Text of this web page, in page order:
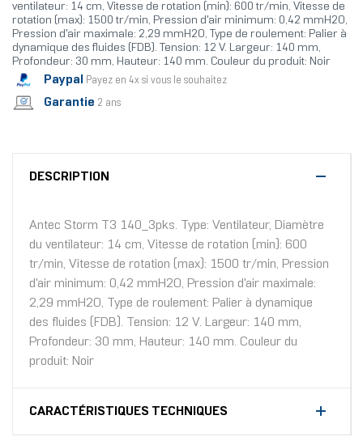
ventilateur: 14 cm, Vitesse de rotation (min): 600 tr/min, Vitesse de
rotation (max): 1500 tr/min, Pression d'air minimum: 0,42 mmH2O,
Pression d'air maximale: 2,29 mmH2O, Type de roulement: Palier à
dynamique des fluides (FDB). Tension: 12 V. Largeur: 140 mm,
Profondeur: 30 mm, Hauteur: 140 mm. Couleur du produit: Noir
Paypal Payez en 4x si vous le souhaitez
Garantie 2 ans
DESCRIPTION
Antec Storm T3 140_3pks. Type: Ventilateur, Diamètre
du ventilateur: 14 cm, Vitesse de rotation (min): 600
tr/min, Vitesse de rotation (max): 1500 tr/min, Pression
d'air minimum: 0,42 mmH2O, Pression d'air maximale:
2,29 mmH2O, Type de roulement: Palier à dynamique
des fluides (FDB). Tension: 12 V. Largeur: 140 mm,
Profondeur: 30 mm, Hauteur: 140 mm. Couleur du
produit: Noir
CARACTÉRISTIQUES TECHNIQUES